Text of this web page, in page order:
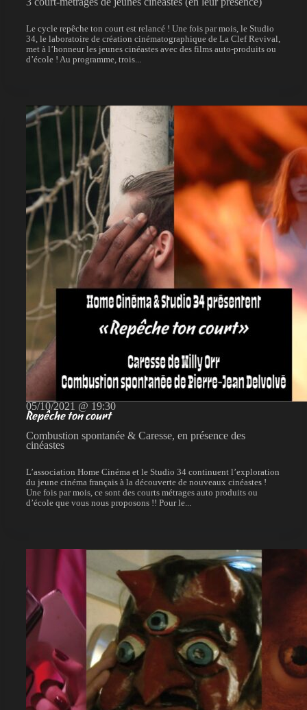
Le cycle repêche ton court est relancé ! Une fois par mois, le Studio
34, le laboratoire de création cinématographique de La Clef Revival,
met à l’honneur les jeunes cinéastes avec des films auto-produits ou
d’école ! Au programme, trois...
05/10/2021 @ 19:30
Repêche ton court
Combustion spontanée & Caresse, en présence des
cinéastes
L’association Home Cinéma et le Studio 34 continuent l’exploration
du jeune cinéma français à la découverte de nouveaux cinéastes !
Une fois par mois, ce sont des courts métrages auto produits ou
d’école que vous nous proposons !! Pour le...